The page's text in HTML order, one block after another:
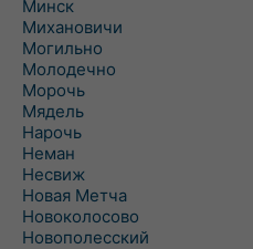
Минск
Михановичи
Могильно
Молодечно
Морочь
Мядель
Нарочь
Неман
Несвиж
Новая Метча
Новоколосово
Новополесский